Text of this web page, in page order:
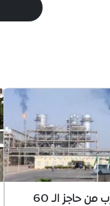
النفط يقترب من حاجز الـ 60